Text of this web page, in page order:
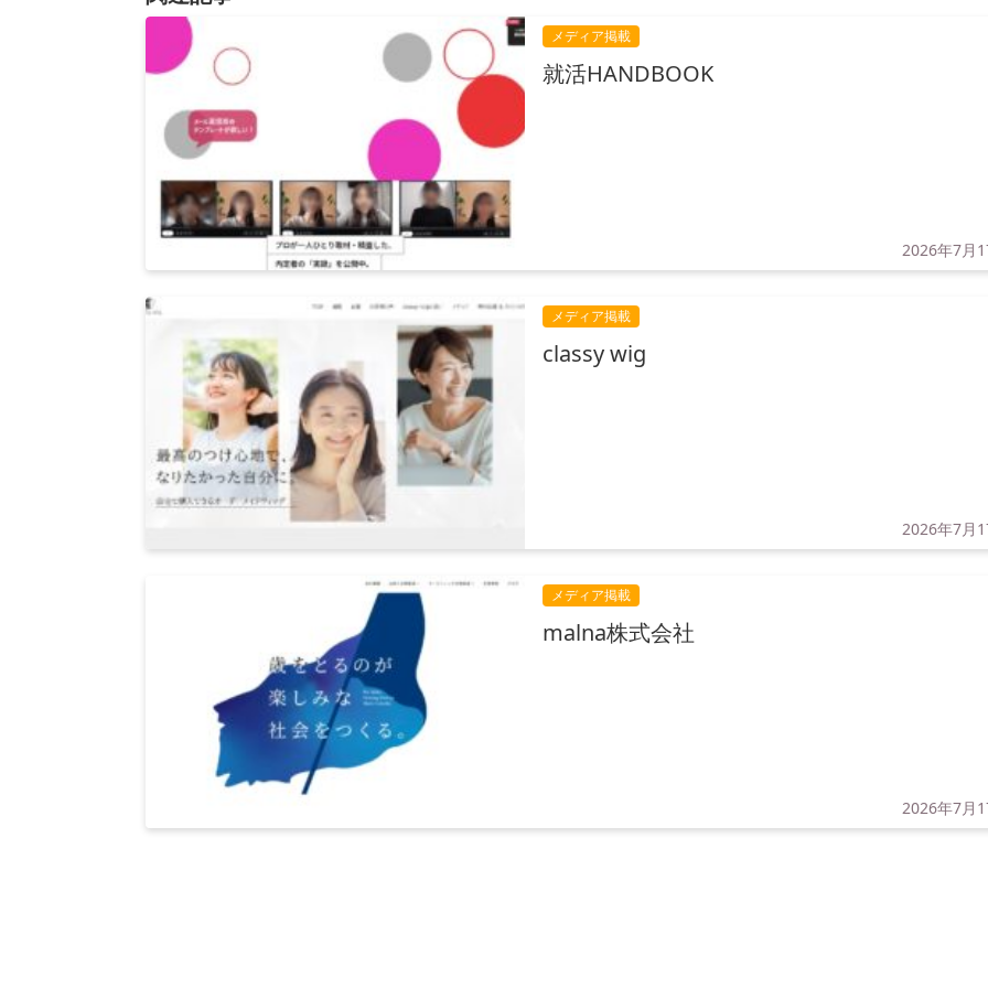
就活HANDBOOK
2026年7月
メディア掲載
classy wig
2026年7月
メディア掲載
malna株式会社
2026年7月
メディア掲載